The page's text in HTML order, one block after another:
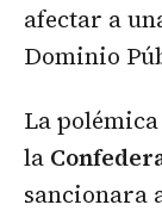
afectar a
Dominio
La
la
sancionara